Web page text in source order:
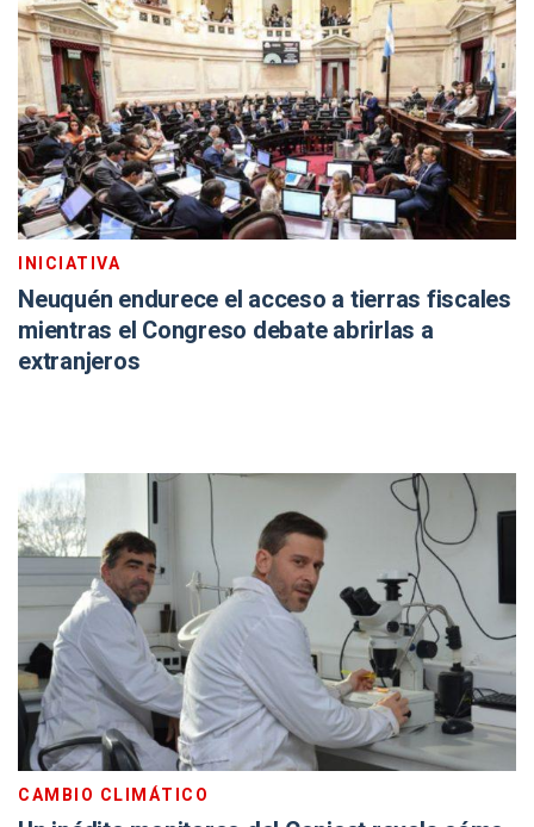
INICIATIVA
Neuquén endurece el acceso a tierras fiscales
mientras el Congreso debate abrirlas a
extranjeros
CAMBIO CLIMÁTICO